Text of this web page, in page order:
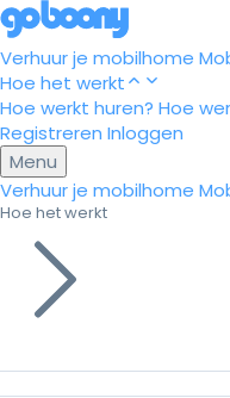
Verhuur je mobilhome
Hoe het werkt
Hoe werkt huren? Hoe
Registreren Inloggen
Menu
Verhuur je mobilhome
Hoe het werkt